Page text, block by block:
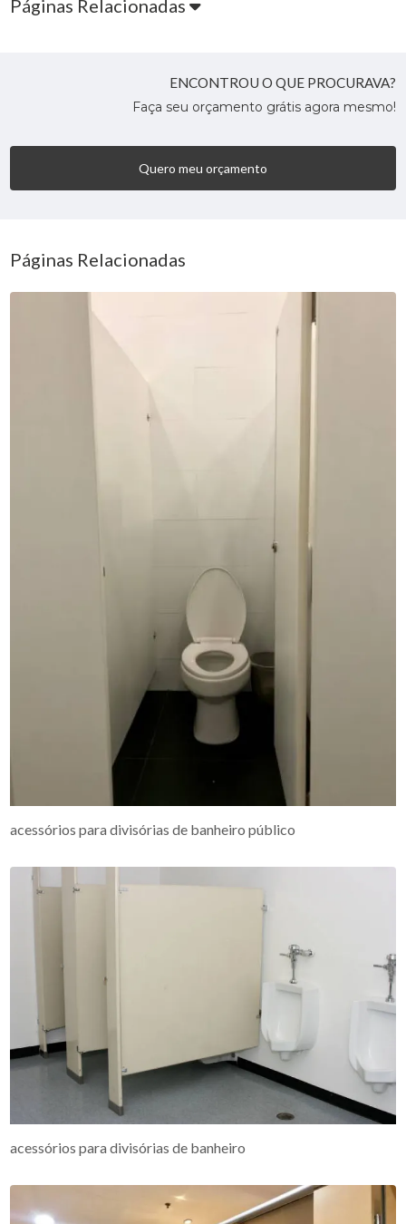
Páginas Relacionadas
ENCONTROU O QUE PROCURAVA?
Faça seu orçamento grátis agora mesmo!
Quero meu orçamento
Páginas Relacionadas
acessórios para divisórias de banheiro público
acessórios para divisórias de banheiro